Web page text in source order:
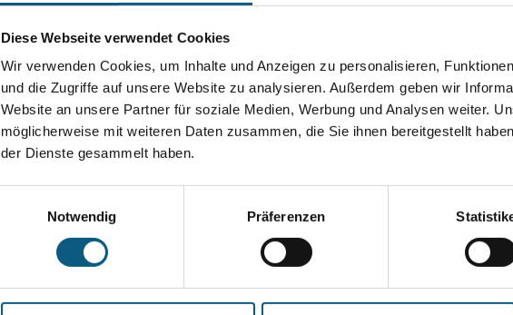
Diese Webseite verwendet Cookies
Wir verwenden Cookies, um Inhalte und Anzeigen zu personalisieren,
und die Zugriffe auf unsere Website zu analysieren. Außerdem geben wir
Website an unsere Partner für soziale Medien, Werbung und Analysen weiter.
möglicherweise mit weiteren Daten zusammen, die Sie ihnen bereitgestellt
der Dienste gesammelt haben.
Notwendig
Präferenzen